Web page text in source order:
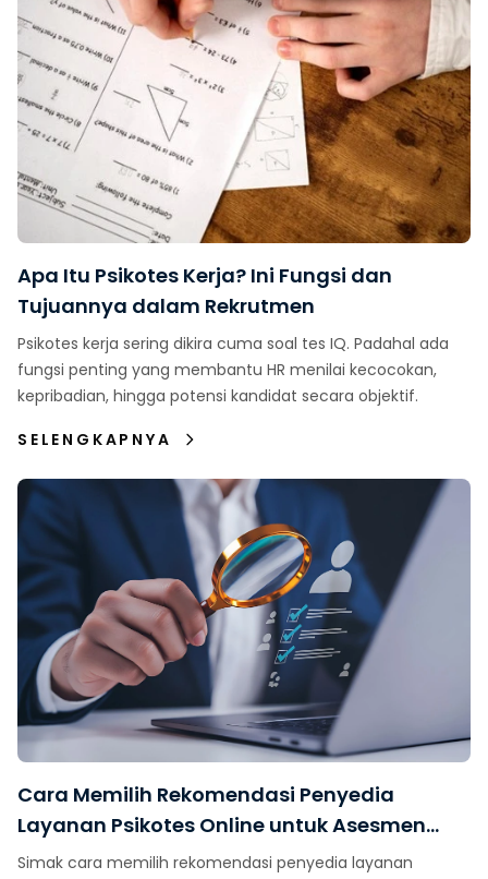
Apa Itu Psikotes Kerja? Ini Fungsi dan
Tujuannya dalam Rekrutmen
Psikotes kerja sering dikira cuma soal tes IQ. Padahal ada
fungsi penting yang membantu HR menilai kecocokan,
kepribadian, hingga potensi kandidat secara objektif.
SELENGKAPNYA
Cara Memilih Rekomendasi Penyedia
Layanan Psikotes Online untuk Asesmen
Karyawan
Simak cara memilih rekomendasi penyedia layanan